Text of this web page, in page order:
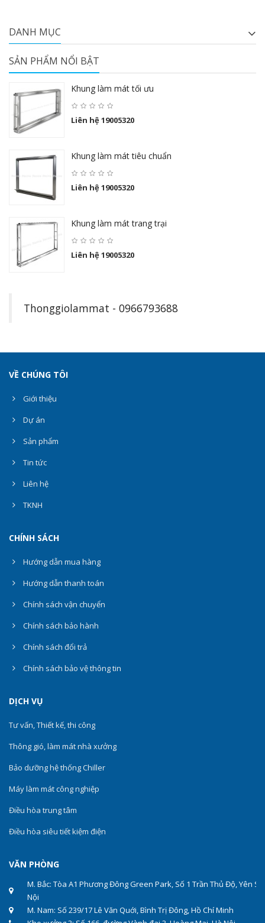
DANH MỤC
SẢN PHẨM NỔI BẬT
Khung làm mát tối ưu
Liên hệ 19005320
Khung làm mát tiêu chuẩn
Liên hệ 19005320
Khung làm mát trang trại
Liên hệ 19005320
Thonggiolammat - 0966793688
VỀ CHÚNG TÔI
Giới thiệu
Dự án
Sản phẩm
Tin tức
Liên hệ
TKNH
CHÍNH SÁCH
Hướng dẫn mua hàng
Hướng dẫn thanh toán
Chính sách vận chuyển
Chính sách bảo hành
Chính sách đổi trả
Chính sách bảo vệ thông tin
DỊCH VỤ
Tư vấn, Thiết kế, thi công
Thông gió, làm mát nhà xưởng
Bảo dưỡng hệ thống Chiller
Máy làm mát công nghiệp
Điều hòa trung tâm
Điều hòa siêu tiết kiệm điện
VĂN PHÒNG
M. Bắc: Tòa A1 Phương Đông Green Park, Số 1 Trần Thủ Độ, Yên
Nội
M. Nam: Số 239/17 Lê Văn Quới, Bình Trị Đông, Hồ Chí Minh